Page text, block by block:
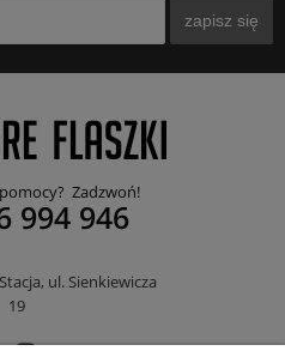
zapisz się
Zadzwoń!
994 946
ul. Sienkiewicza
19